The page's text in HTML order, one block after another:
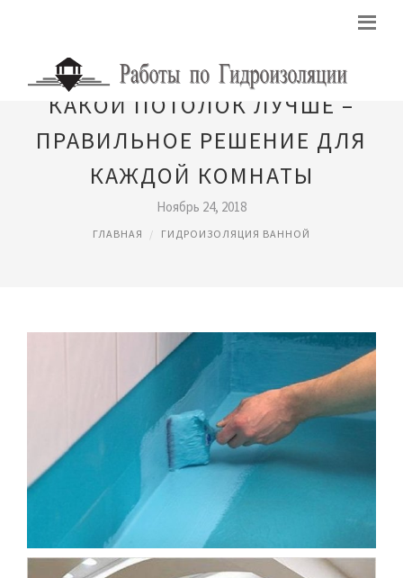
КАКОЙ ПОТОЛОК ЛУЧШЕ –
ПРАВИЛЬНОЕ РЕШЕНИЕ ДЛЯ
КАЖДОЙ КОМНАТЫ
Ноябрь 24, 2018
ГЛАВНАЯ ГИДРОИЗОЛЯЦИЯ ВАННОЙ